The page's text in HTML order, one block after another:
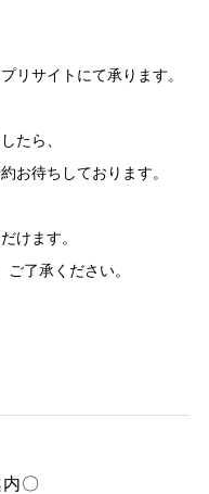
リサイトにて承ります。
たら、
お待ちしております。
けます。
了承ください。
〇